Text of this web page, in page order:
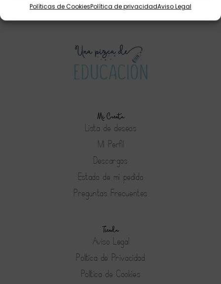
Políticas de CookiesPolítica de privacidadAviso Legal
Mi Cuenta
Lista de deseos
Mi Perfil
Descargas
Estado de mi pedido
Preguntas Frecuentes
Tienda
Aviso Legal
Política de Privacidad
Política de Cookies